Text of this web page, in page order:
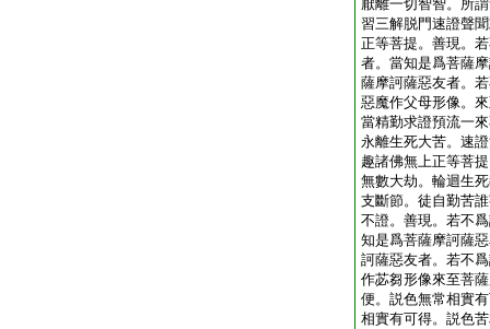
厭離一切智智。所
習三解脱門速證聲
正等菩提。善現。
者。當知是爲菩薩
薩摩訶薩惡友者。
惡魔作父母形像。
當精勤求證預流一
永離生死大苦。速
趣諸佛無上正等菩
無數大劫。輪迴生
支斷節。徒自勤苦
不證。善現。若不
知是爲菩薩摩訶薩
訶薩惡友者。若不
作苾芻形像來至菩
便。説色無常相實
相實有可得。説色